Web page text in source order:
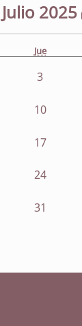
Julio 2025
Jue
3
10
17
24
31